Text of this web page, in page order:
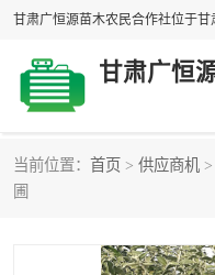
甘肃广恒
当前位置： 首页 > 供应商机 >
圃